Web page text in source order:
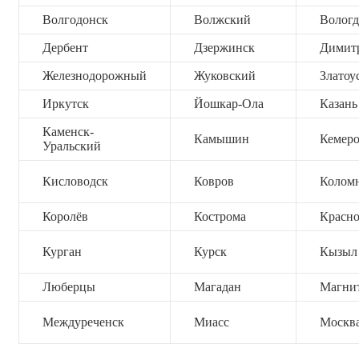
Волгодонск Волжский
Дербент Дзержинск
Железнодорожный Жуковский
Иркутск Йошкар-Ола Казань
Каменск-
Уральский
Камышин
Кисловодск Ковров
Королёв Кострома
Курган Курск Кызыл
Люберцы Магадан
Междуреченск Миасс